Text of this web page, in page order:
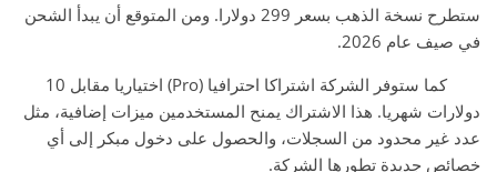
ستطرح نسخة الذهب بسعر 299 دولارا. ومن المتوقع أن يبدأ الشحن
في صيف عام 2026.
كما ستوفر الشركة اشتراكا احترافيا (Pro) اختياريا مقابل 10
دولارات شهريا. هذا الاشتراك يمنح المستخدمين ميزات إضافية، مثل
عدد غير محدود من السجلات، والحصول على دخول مبكر إلى أي
خصائص جديدة تطورها الشركة.